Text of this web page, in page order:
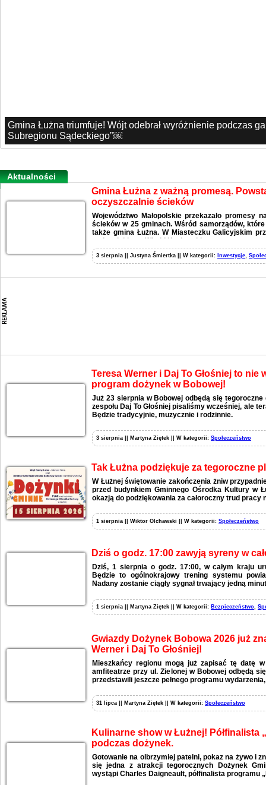
Gmina Łużna triumfuje! Wójt odebrał wyróżnienie podczas
Subregionu Sądeckiego”￼
Aktualności
Gmina Łużna z ważną promesą.
oczyszczalnie ścieków
Województwo Małopolskie przekazało promesy
ścieków w 25 gminach. Wśród samorządów,
także gmina Łużna. W Miasteczku Galicyjskim
małopolskiego, Witold Kozłowski.
3 sierpnia || Justyna Śmiertka || W kategorii: Inwestycje
Teresa Werner i Daj To Głośniej to nie
program dożynek w Bobowej!
Już 23 sierpnia w Bobowej odbędą się
zespołu Daj To Głośniej pisaliśmy wcześniej, ale
Będzie tradycyjnie, muzycznie i rodzinnie.
3 sierpnia || Martyna Ziętek || W kategorii: Społeczeństwo
Tak Łużna podziękuje za tegoroczne
W Łużnej świętowanie zakończenia żniw
przed budynkiem Gminnego Ośrodka Kultury w
okazją do podziękowania za całoroczny trud pracy
1 sierpnia || Wiktor Olchawski || W kategorii: Społeczeństwo
Dziś o godz. 17:00 zawyją syreny w
Dziś, 1 sierpnia o godz. 17:00, w całym kraju
Będzie to ogólnokrajowy trening systemu
Nadany zostanie ciągły sygnał trwający jedną
1 sierpnia || Martyna Ziętek || W kategorii: Bezpieczeństwo
Gwiazdy Dożynek Bobowa 2026 już
Werner i Daj To Głośniej!
Mieszkańcy regionu mogą już zapisać tę datę
amfiteatrze przy ul. Zielonej w Bobowej odbędą
przedstawili jeszcze pełnego programu
31 lipca || Martyna Ziętek || W kategorii: Społeczeństwo
Kulinarne show w Łużnej! Półfinalista
podczas dożynek.
Gotowanie na olbrzymiej patelni, pokaz na żywo i
się jedna z atrakcji tegorocznych Dożynek
wystąpi Charles Daigneault, półfinalista programu